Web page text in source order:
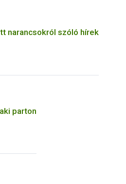
narancsokról szóló hírek
parton